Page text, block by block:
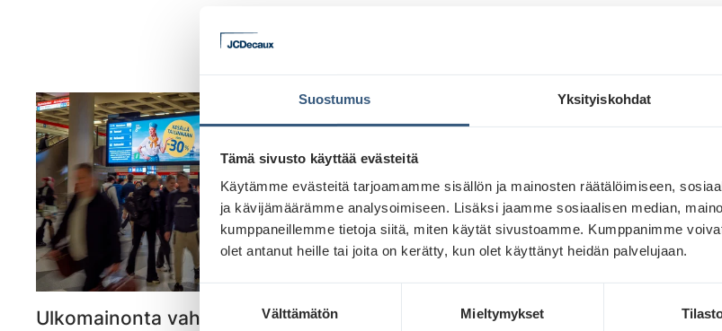
Suostumus Yksityiskohdat
Tämä sivusto käyttää evästeitä
Käytämme evästeitä tarjoamamme sisällön ja mainosten räätälöimiseen,
ja kävijämäärämme analysoimiseen. Lisäksi jaamme sosiaalisen median,
kumppaneillemme tietoja siitä, miten käytät sivustoamme. Kumppanimme
olet antanut heille tai joita on kerätty, kun olet käyttänyt heidän palvelujaan.
S
u
Välttämätön Mieltymykset
Ulkomainonta vahvistaa ylivoimaisesti
Pitkäjänteinen brändityö luo